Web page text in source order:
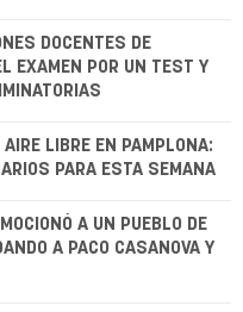
DOCENTES DE
EXAMEN POR UN TEST Y
LIBRE EN PAMPLONA:
PARA ESTA SEMANA
A UN PUEBLO DE
A PACO CASANOVA Y